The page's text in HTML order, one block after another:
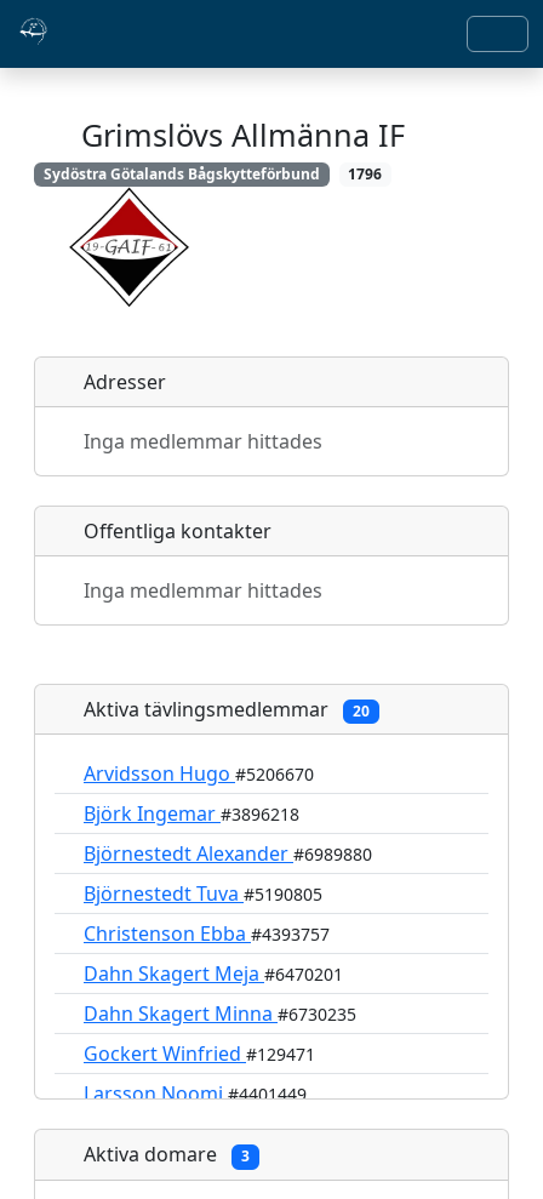
Grimslövs Allmänna IF
Sydöstra Götalands Bågskytteförbund 1796
Adresser
Inga medlemmar hittades
Offentliga kontakter
Inga medlemmar hittades
Aktiva tävlingsmedlemmar 20
Arvidsson Hugo #5206670
Björk Ingemar #3896218
Björnestedt Alexander #6989880
Björnestedt Tuva #5190805
Christenson Ebba #4393757
Dahn Skagert Meja #6470201
Dahn Skagert Minna #6730235
Gockert Winfried #129471
Larsson Noomi#4401449
Nielsen Sandgren Nikki#5464046
Oskarsson Henrik#578422
Aktiva domare 3